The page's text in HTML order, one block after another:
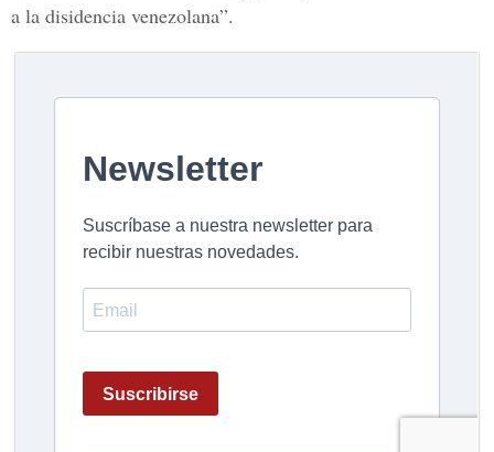
a la disidencia venezolana”.